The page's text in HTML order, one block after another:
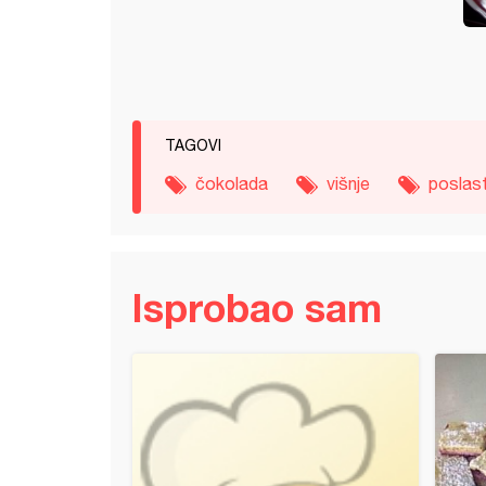
TAGOVI
čokolada višnje
Isprobao sam